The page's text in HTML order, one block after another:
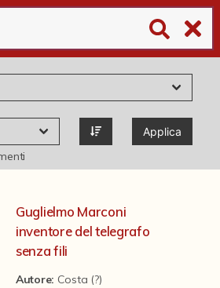
Applica
Guglielmo Marconi
inventore del telegrafo
senza fili
Autore: Costa (?)